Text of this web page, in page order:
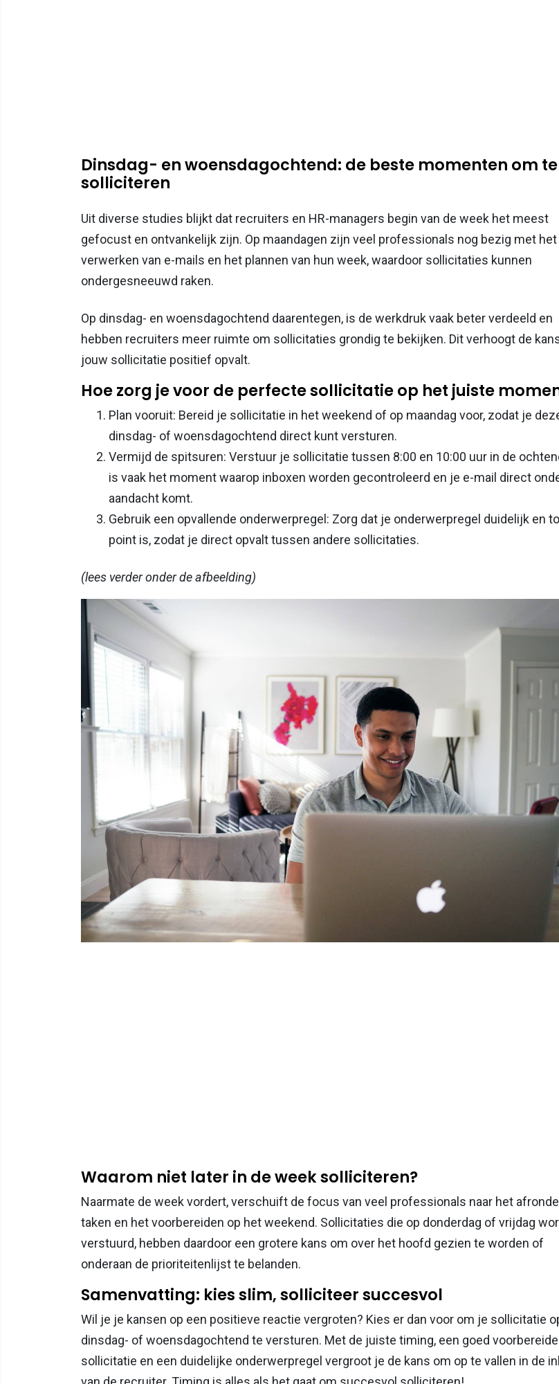
Dinsdag- en woensdagochtend: de beste momenten om te
solliciteren
Uit diverse studies blijkt dat recruiters en HR-managers begin van de week het meest
gefocust en ontvankelijk zijn. Op maandagen zijn veel professionals nog bezig met het
verwerken van e-mails en het plannen van hun week, waardoor sollicitaties kunnen
ondergesneeuwd raken.
Op dinsdag- en woensdagochtend daarentegen, is de werkdruk vaak beter verdeeld en
hebben recruiters meer ruimte om sollicitaties grondig te bekijken. Dit verhoogt de
jouw sollicitatie positief opvalt.
Hoe zorg je voor de perfecte sollicitatie op het juiste
Plan vooruit: Bereid je sollicitatie in het weekend of op maandag voor, zodat je
dinsdag- of woensdagochtend direct kunt versturen.
Vermijd de spitsuren: Verstuur je sollicitatie tussen 8:00 en 10:00 uur in de
is vaak het moment waarop inboxen worden gecontroleerd en je e-mail direct
aandacht komt.
Gebruik een opvallende onderwerpregel: Zorg dat je onderwerpregel duidelijk en
point is, zodat je direct opvalt tussen andere sollicitaties.
(lees verder onder de afbeelding)
Waarom niet later in de week solliciteren?
Naarmate de week vordert, verschuift de focus van veel professionals naar het
taken en het voorbereiden op het weekend. Sollicitaties die op donderdag of vrijdag
verstuurd, hebben daardoor een grotere kans om over het hoofd gezien te worden of
onderaan de prioriteitenlijst te belanden.
Samenvatting: kies slim, solliciteer succesvol
Wil je je kansen op een positieve reactie vergroten? Kies er dan voor om je sollicitatie
dinsdag- of woensdagochtend te versturen. Met de juiste timing, een goed voorbereide
sollicitatie en een duidelijke onderwerpregel vergroot je de kans om op te vallen in de